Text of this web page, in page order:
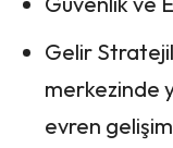
Gelir
merkezinde
evren